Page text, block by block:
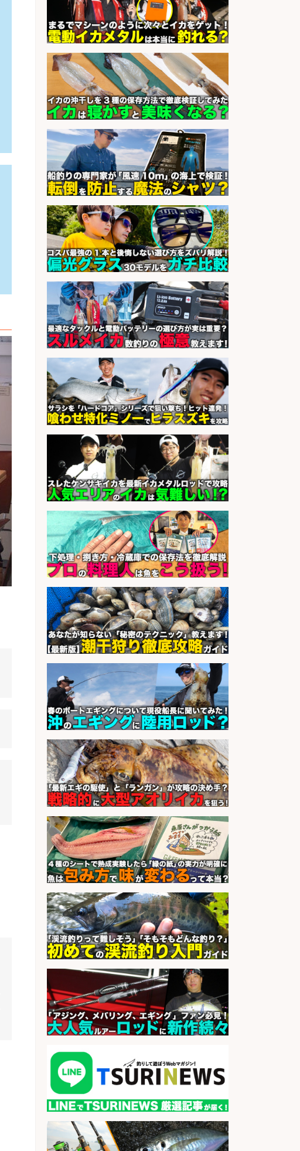
sponsored by 求人ボックス
和食, 日本料理・懐石料理/店長・店
長候補/旬と手作りにこだわる!さか
なの価値を上げ、地域を元気に!店長
候補募集
会社名 博多 華吉 博多 華吉
sponsored by 求人ボックス
和食, 居酒屋/調理見習い・調理補助/
新鮮な魚料理×おでんの和食居酒屋
の若手スタッフ
会社名 サカナのハチベエ 矢場町店
sponsored by 求人ボックス
和食, 日本料理・懐石料理/店長・店
長候補/ライブ感が満載!魚の価値を
上げ、食とエンタメで地域を元気に!
店長候補募集
会社名
魚と肴 いとおかし 魚と肴 いとお
かし
sponsored by 求人ボックス
釣り具などの出荷作業～～/工場/製
造
会社名 UTグループ株式会社
sponsored by 求人ボックス
さらに求人情報を見る